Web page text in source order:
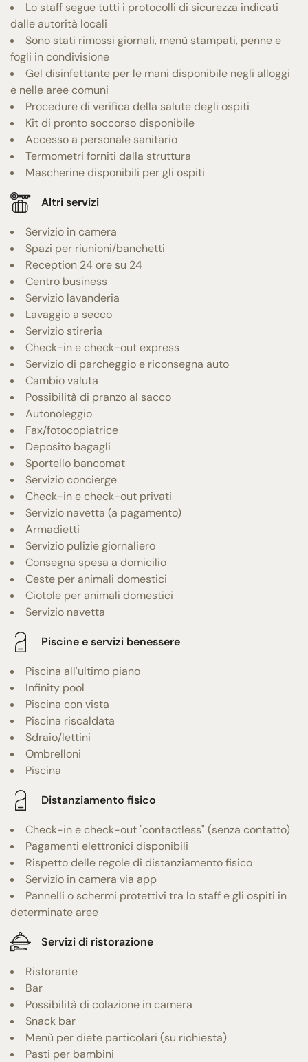
Lo staff segue tutti i protocolli di sicurezza indicati
dalle autorità locali
Sono stati rimossi giornali, menù stampati, penne e
fogli in condivisione
Gel disinfettante per le mani disponibile negli alloggi
e nelle aree comuni
Procedure di verifica della salute degli ospiti
Kit di pronto soccorso disponibile
Accesso a personale sanitario
Termometri forniti dalla struttura
Mascherine disponibili per gli ospiti
Altri servizi
Servizio in camera
Spazi per riunioni/banchetti
Reception 24 ore su 24
Centro business
Servizio lavanderia
Lavaggio a secco
Servizio stireria
Check-in e check-out express
Servizio di parcheggio e riconsegna auto
Cambio valuta
Possibilità di pranzo al sacco
Autonoleggio
Fax/fotocopiatrice
Deposito bagagli
Sportello bancomat
Servizio concierge
Check-in e check-out privati
Servizio navetta (a pagamento)
Armadietti
Servizio pulizie giornaliero
Consegna spesa a domicilio
Ceste per animali domestici
Ciotole per animali domestici
Servizio navetta
Piscine e servizi benessere
Piscina all'ultimo piano
Infinity pool
Piscina con vista
Piscina riscaldata
Sdraio/lettini
Ombrelloni
Piscina
Distanziamento fisico
Check-in e check-out "contactless" (senza contatto)
Pagamenti elettronici disponibili
Rispetto delle regole di distanziamento fisico
Servizio in camera via app
Pannelli o schermi protettivi tra lo staff e gli ospiti in
determinate aree
Servizi di ristorazione
Ristorante
Bar
Possibilità di colazione in camera
Snack bar
Menù per diete particolari (su richiesta)
Pasti per bambini